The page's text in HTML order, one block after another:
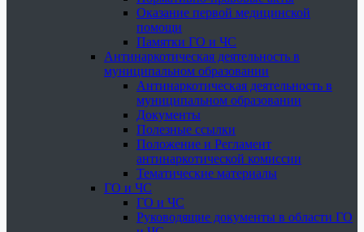
Оказание первой медицинской
помощи
Памятки ГО и ЧС
Антинаркотическая деятельность в
муниципальном образовании
Антинаркотическая деятельность в
муниципальном образовании
Документы
Полезные ссылки
Положение и Регламент
антинаркотической комиссии
Тематические материалы
ГО и ЧС
ГО и ЧС
Руководящие документы в области ГО